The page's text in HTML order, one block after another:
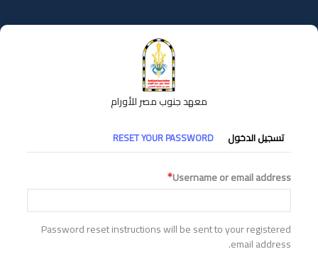
إلى
المحتوى
معهد جنوب مصر للأورام
التبويبات
الأساسية
تسجيل الدخول RESET YOUR PASSWORD
Username or email address
Password reset instructions will be sent to your registered
email address.